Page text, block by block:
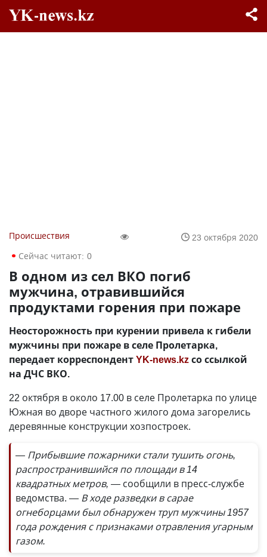
Происшествия
23 октября 2020
Сейчас читают: 0
В одном из сел ВКО погиб
мужчина, отравившийся
продуктами горения при пожаре
Неосторожность при курении привела к гибели
мужчины при пожаре в селе Пролетарка,
передает корреспондентYK-news.kzсо ссылкой
на ДЧС ВКО.
22 октября в около 17.00 в селе Пролетарка по улице
Южная во дворе частного жилого дома загорелись
деревянные конструкции хозпостроек.
— Прибывшие пожарники стали тушить огонь,
распространившийся по площади в 14
квадратных метров, — сообщили в пресс-службе
ведомства. — В ходе разведки в сарае
огнеборцами был обнаружен труп мужчины 1957
года рождения с признаками отравления угарным
газом.